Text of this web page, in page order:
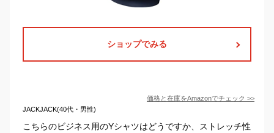
ショップでみる
価格と在庫をAmazonでチェック >>
JACKJACK(40代・男性)
こちらのビジネス用のYシャツはどうですか、ストレッチ性